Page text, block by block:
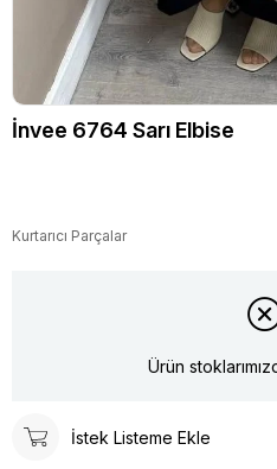
İnvee 6764 Sarı Elbise
Kurtarıcı Parçalar
Ürün
İstek Listeme Ekle